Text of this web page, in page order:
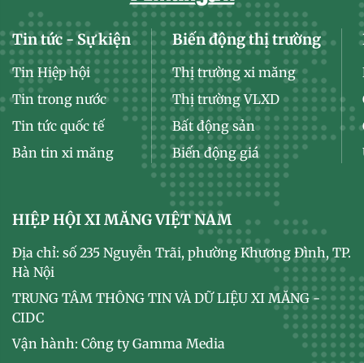
Tin tức - Sự kiện
Tin Hiệp hội
Tin trong nước
Tin tức quốc tế
Bản tin xi măng
Biến động thị trường
Thị trường xi măng
Thị trường VLXD
Bất động sản
Biến động giá
HIỆP HỘI XI MĂNG VIỆT NAM
Địa chỉ: số 235 Nguyễn Trãi, phường Khương Đình, TP.
Hà Nội
TRUNG TÂM THÔNG TIN VÀ DỮ LIỆU XI MĂNG -
CIDC
Vận hành: Công ty Gamma Media